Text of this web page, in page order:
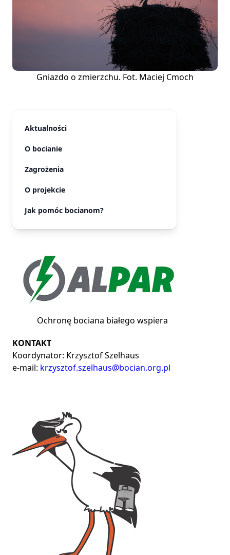
Gniazdo o zmierzchu. Fot. Maciej Cmoch
Aktualności
O bocianie
Zagrożenia
O projekcie
Jak pomóc bocianom?
Ochronę bociana białego wspiera
KONTAKT
Koordynator: Krzysztof Szelhaus
e-mail: krzysztof.szelhaus@bocian.org.pl